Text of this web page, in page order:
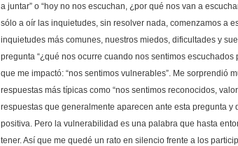
a juntar” o “hoy no nos escuchan, ¿por qué nos van a
sólo a oír las inquietudes, sin resolver nada, comenzamos a
inquietudes más comunes, nuestros miedos, dificultades y
pregunta “¿qué nos ocurre cuando nos sentimos
que me impactó: “nos sentimos vulnerables”. Me sorprendió
respuestas más típicas como “nos sentimos reconocidos,
respuestas que generalmente aparecen ante esta pregunta y
positiva. Pero la vulnerabilidad es una palabra que hasta
tener. Así que me quedé un rato en silencio frente a los